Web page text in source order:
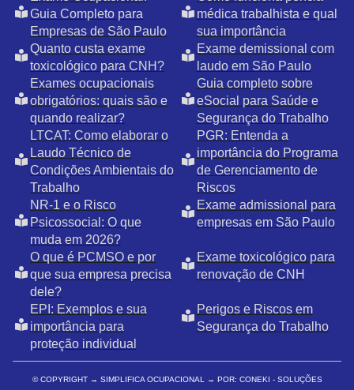
Guia Completo para
Empresas de São Paulo
médica trabalhista e qual
sua importância
Quanto custa exame
toxicológico para CNH?
Exame demissional com
laudo em São Paulo
Exames ocupacionais
obrigatórios: quais são e
quando realizar?
Guia completo sobre
eSocial para Saúde e
Segurança do Trabalho
LTCAT: Como elaborar o
Laudo Técnico de
Condições Ambientais do
Trabalho
PGR: Entenda a
importância do Programa
de Gerenciamento de
Riscos
NR-1 e o Risco
Psicossocial: O que
muda em 2026?
Exame admissional para
empresas em São Paulo
O que é PCMSO e por
que sua empresa precisa
dele?
Exame toxicológico para
renovação de CNH
EPI: Exemplos e sua
importância para
proteção individual
Perigos e Riscos em
Segurança do Trabalho
© COPYRIGHT → SIMPLIFICA OCUPACIONAL → POR: CONEKI - SOLUÇÕES